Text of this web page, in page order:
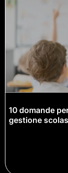
10 domande
gestione